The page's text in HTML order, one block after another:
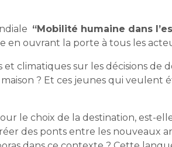
“Mobilité humaine dans
en ouvrant la porte à tous les
et climatiques sur les décisions
? Et ces jeunes qui
le choix de la destination, est-
des ponts entre les nouveaux